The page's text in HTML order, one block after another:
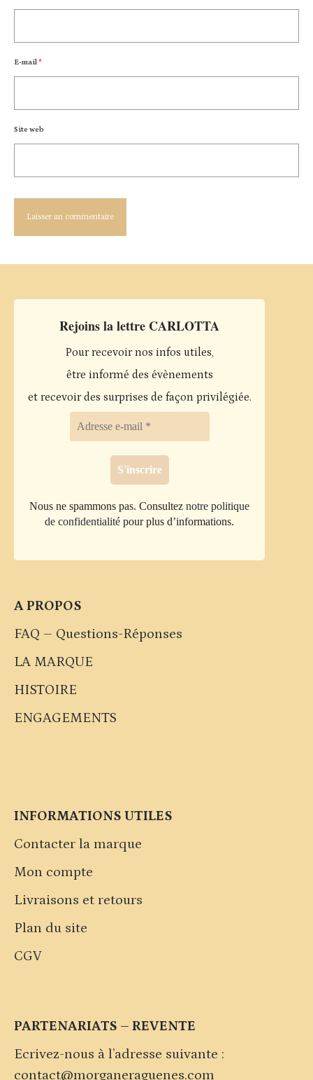
E-mail*
Site web
Rejoins la lettre CARLOTTA
Pour recevoir nos infos utiles,
être informé des évènements
et recevoir des surprises de façon privilégiée.
Nous ne spammons pas. Consulteznotre politique
de confidentialité pour plus d’informations.
A PROPOS
FAQ – Questions-Réponses
LA MARQUE
HISTOIRE
ENGAGEMENTS
INFORMATIONS UTILES
Contacter la marque
Mon compte
Livraisons et retours
Plan du site
CGV
PARTENARIATS – REVENTE
Ecrivez-nous à l’adresse suivante :
contact@morganeraguenes.com